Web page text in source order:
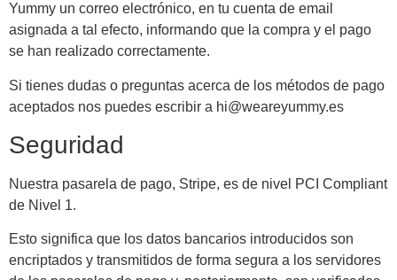
Yummy un correo electrónico, en tu cuenta de email
asignada a tal efecto, informando que la compra y el pago
se han realizado correctamente.
Si tienes dudas o preguntas acerca de los métodos de pago
aceptados nos puedes escribir a hi@weareyummy.es
Seguridad
Nuestra pasarela de pago, Stripe, es de nivel PCI Compliant
de Nivel 1.
Esto significa que los datos bancarios introducidos son
encriptados y transmitidos de forma segura a los servidores